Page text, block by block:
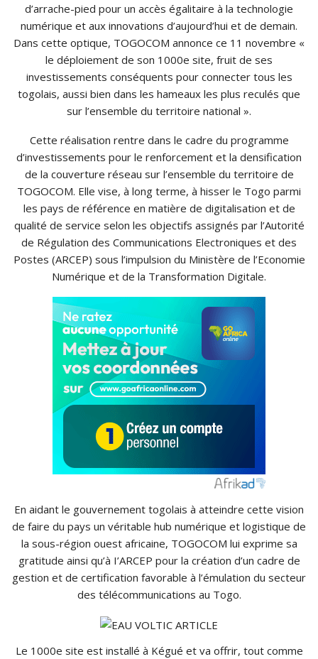
d’arrache-pied pour un accès égalitaire à la technologie
numérique et aux innovations d’aujourd’hui et de demain.
Dans cette optique, TOGOCOM annonce ce 11 novembre «
le déploiement de son 1000e site, fruit de ses
investissements conséquents pour connecter tous les
togolais, aussi bien dans les hameaux les plus reculés que
sur l’ensemble du territoire national ».
Cette réalisation rentre dans le cadre du programme
d’investissements pour le renforcement et la densification
de la couverture réseau sur l’ensemble du territoire de
TOGOCOM. Elle vise, à long terme, à hisser le Togo parmi
les pays de référence en matière de digitalisation et de
qualité de service selon les objectifs assignés par l’Autorité
de Régulation des Communications Electroniques et des
Postes (ARCEP) sous l’impulsion du Ministère de l’Economie
Numérique et de la Transformation Digitale.
En aidant le gouvernement togolais à atteindre cette vision
de faire du pays un véritable hub numérique et logistique de
la sous-région ouest africaine, TOGOCOM lui exprime sa
gratitude ainsi qu’à I’ARCEP pour la création d’un cadre de
gestion et de certification favorable à l’émulation du secteur
des télécommunications au Togo.
Le 1000e site est installé à Kégué et va offrir, tout comme